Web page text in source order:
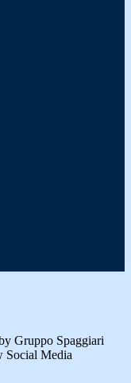
Gruppo Spaggiari
Social Media